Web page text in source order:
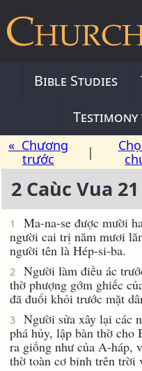
Bible Studies
« Chương
trước
|
2 Caùc Vua 21
1
Ma-na-se được mười
người cai trị năm mươi
người tên là Hép-si-ba.
2
Người làm điều ác
thờ phượng gớm ghiếc
đã đuổi khỏi trước mặt
3
Người sửa xây lại các
phá hủy, lập bàn thờ cho
ra giống như của A-háp,
thờ toàn cơ binh trên trời